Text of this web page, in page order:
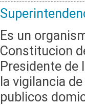
Es un
Constitucion
Presidente de
la vigilancia
publicos